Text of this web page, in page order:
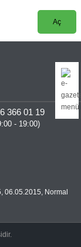
Aç
366 01 19
- 19:00)
, 06.05.2015, Normal